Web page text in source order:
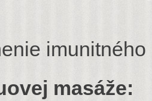
imunitného
masáže: